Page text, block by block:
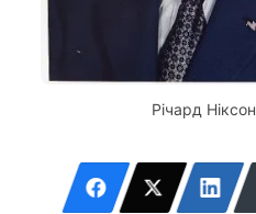
Річард Ніксон